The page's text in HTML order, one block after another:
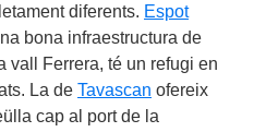
diferents. Espot
bona infraestructura de
vall Ferrera, té un refugi en
La de Tavascan ofereix
cap al port de la